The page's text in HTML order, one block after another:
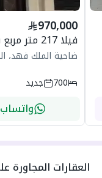
970,000
فيلا 217 متر مربع شمالية على شارع 24م
ضاحية الملك فهد،
700
جديد
واتساب
العقارات المجاورة